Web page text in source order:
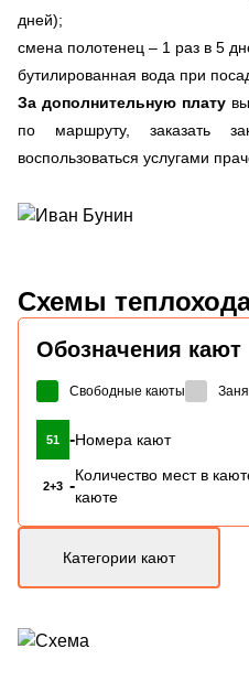
дней);
смена полотенец – 1 раз в 5
бутилированная вода при
За дополнительную платувы
по маршруту, заказать
воспользоваться услугами
Схемы
Обозначения кают
Свободные каюты
51 -Номера кают
2+3 -
Количество мест в
каюте
Категории кают